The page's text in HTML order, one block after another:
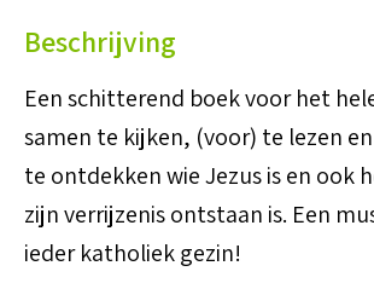
Beschrijving
Een schitterend boek voor het
samen te kijken, (voor) te lezen
te ontdekken wie Jezus is en ook
zijn verrijzenis ontstaan is. Een
ieder katholiek gezin!